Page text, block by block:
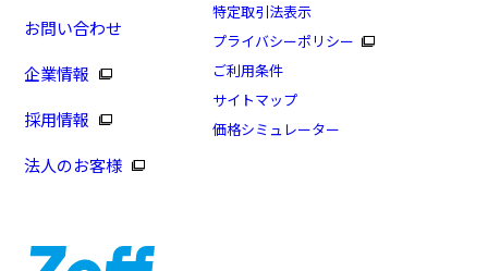
お問い合わせ
企業情報
採用情報
法人のお客様
特定取引法表示
プライバシーポリシー
ご利用条件
サイトマップ
価格シミュレーター